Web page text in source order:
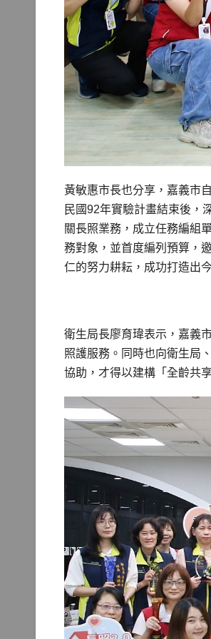
黃敏惠市長也分享，嘉義市
民國92年實驗計畫結束後，
關長照業務，成立任務編組
務對象，並首度編列預算，
仁的努力耕耘，成功打造出
衛生局長廖育瑋表示，嘉義
照護服務。同時也向衛生局
協助，才得以建構「全齡共